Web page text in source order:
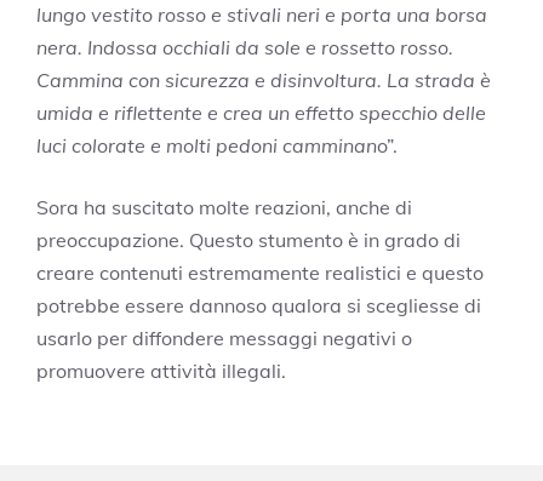
lungo vestito rosso e stivali neri e porta una borsa
nera. Indossa occhiali da sole e rossetto rosso.
Cammina con sicurezza e disinvoltura. La strada è
umida e riflettente e crea un effetto specchio delle
luci colorate e molti pedoni camminano”.
Sora ha suscitato molte reazioni, anche di
preoccupazione. Questo stumento è in grado di
creare contenuti estremamente realistici e questo
potrebbe essere dannoso qualora si scegliesse di
usarlo per diffondere messaggi negativi o
promuovere attività illegali.